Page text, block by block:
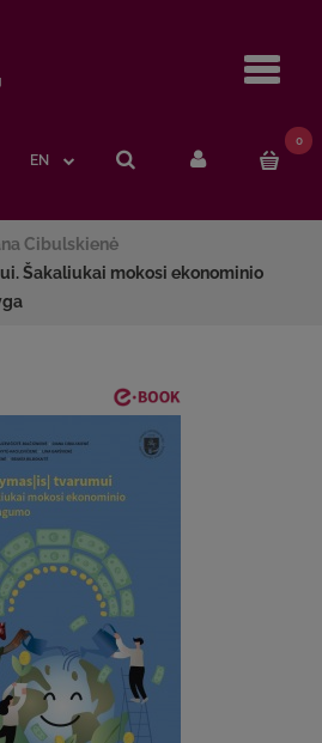
EN
0
Cibulskienė
Šakaliukai mokosi ekonominio